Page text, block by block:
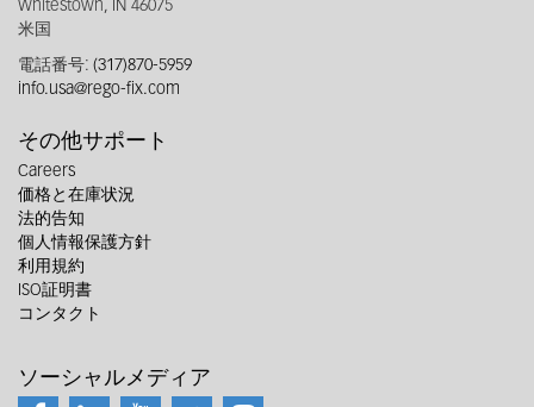
Whitestown, IN 46075
米国
電話番号: (317)870-5959
info.usa@rego-fix.com
その他サポート
Careers
価格と在庫状況
法的告知
個人情報保護方針
利用規約
ISO証明書
コンタクト
ソーシャルメディア